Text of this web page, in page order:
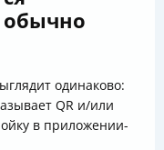
обычно
одинаково:
QR и/или
в приложении-